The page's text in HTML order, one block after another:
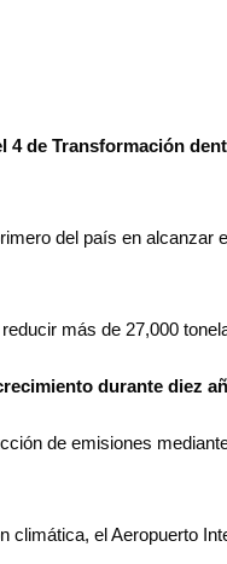
de Transformación
del país en
más de 27,000
durante diez
de emisiones
el Aeropuerto